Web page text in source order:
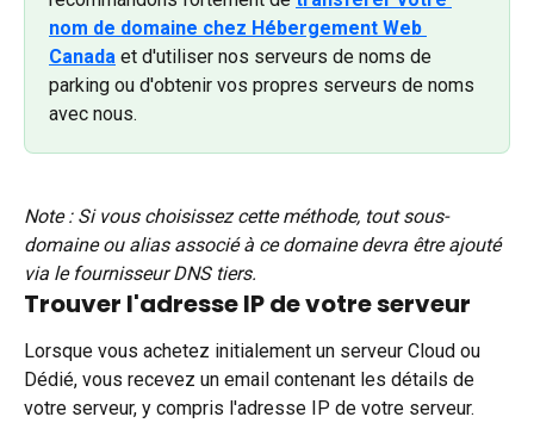
nom de domaine chez Hébergement Web
Canada et d'utiliser nos serveurs de noms de
parking ou d'obtenir vos propres serveurs de noms
avec nous.
Note : Si vous choisissez cette méthode, tout sous-
domaine ou alias associé à ce domaine devra être ajouté
via le fournisseur DNS tiers.
Trouver l'adresse IP de votre serveur
Lorsque vous achetez initialement un serveur Cloud ou
Dédié, vous recevez un email contenant les détails de
votre serveur, y compris l'adresse IP de votre serveur.